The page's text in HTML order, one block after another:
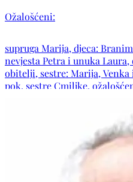
Ožalošćeni:
supruga Marija, djeca:
nevjesta Petra i unuka
obitelji, sestre: Marija,
pok. sestre Cmiljke,